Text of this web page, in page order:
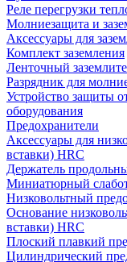
Реле перегрузки
Молниезащита и
Аксессуары для
Комплект заземления
Ленточный
Разрядник для
Устройство защиты
оборудования
Предохранители
Аксессуары для
вставки) HRC
Держатель
Миниатюрный
Низковольтный
Основание
вставки) HRC
Плоский плавкий
Цилиндрический